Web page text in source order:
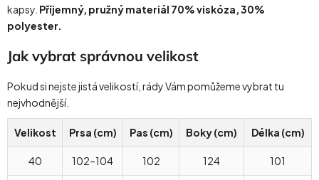
kapsy. Příjemný, pružný materiál 70% viskóza, 30%
polyester.
Jak vybrat správnou velikost
Pokud si nejste jistá velikostí, rády Vám pomůžeme vybrat tu
nejvhodnější.
Velikost Prsa (cm) Pas (cm) Boky (cm) Délka (cm)
40 102–104 102 124 101